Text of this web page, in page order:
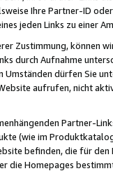
Ihre Partner-ID
jeden Links zu einer
Zustimmung, können
durch Aufnahme
Umständen dürfen Sie
aufrufen, nicht
Partner-
(wie im
befinden, die für
die Homepages